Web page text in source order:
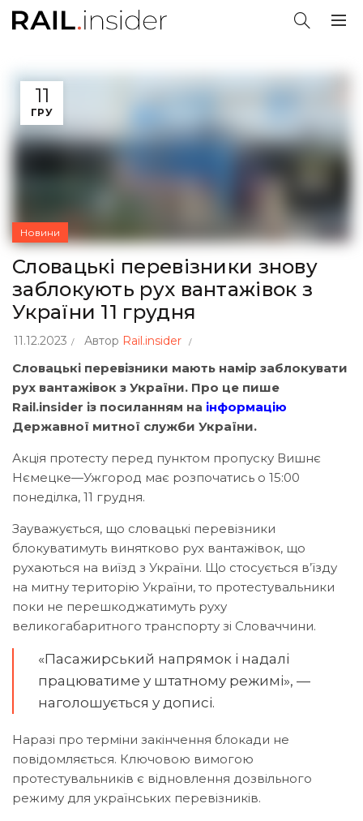
11
ГРУ
Новини
Словацькі перевізники знову
заблокують рух вантажівок з
України 11 грудня
11.12.2023 Автор Rail.insider
Словацькі перевізники мають намір заблокувати
рух вантажівок з України. Про це пише
Rail.insider із посиланням на інформацію
Державної митної служби України.
Акція протесту перед пунктом пропуску Вишнє
Нємецке—Ужгород має розпочатись о 15:00
понеділка, 11 грудня.
Зауважується, що словацькі перевізники
блокуватимуть винятково рух вантажівок, що
рухаються на виїзд з України. Що стосується в’їзду
на митну територію України, то протестувальники
поки не перешкоджатимуть руху
великогабаритного транспорту зі Словаччини.
«Пасажирський напрямок і надалі
працюватиме у штатному режимі», —
наголошується у дописі.
Наразі про терміни закінчення блокади не
повідомляється. Ключовою вимогою
протестувальників є відновлення дозвільного
режиму для українських перевізників.